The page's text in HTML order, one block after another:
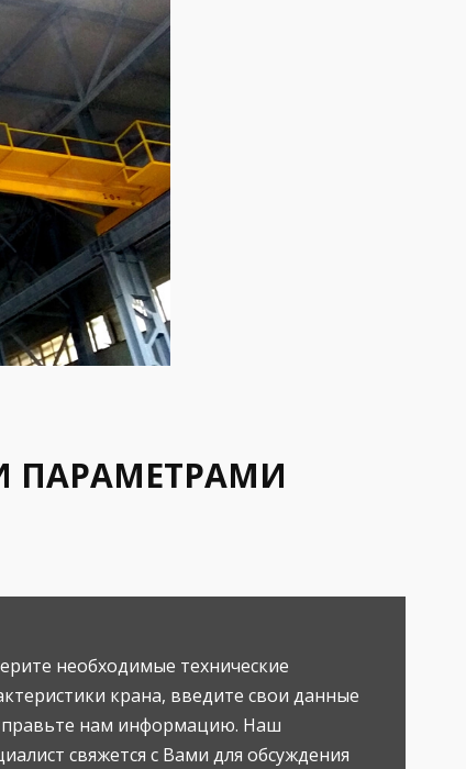
ПАРАМЕТРАМИ
необходимые технические
крана, введите свои данные
нам информацию. Наш
свяжется с Вами для обсуждения